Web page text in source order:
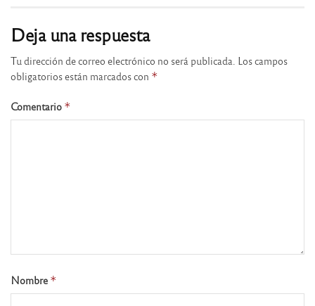
Deja una respuesta
Tu dirección de correo electrónico no será publicada. Los campos
obligatorios están marcados con *
Comentario *
Nombre *